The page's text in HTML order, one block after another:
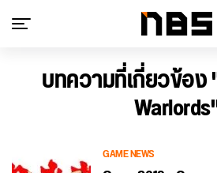
บทความที่เกี่ยวข้อง
GAME NEWS